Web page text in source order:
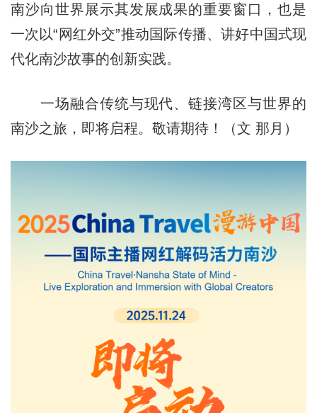
南沙向世界展示其发展成果的重要窗口，也是
一次以“网红外交”推动国际传播、讲好中国式现
代化南沙故事的创新实践。
一场融合传统与现代、链接湾区与世界的
南沙之旅，即将启程。敬请期待！（文 那月）